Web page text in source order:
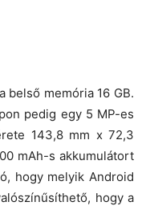
belső memória 16 GB.
pedig egy 5 MP-es
143,8 mm x 72,3
mAh-s akkumulátort
hogy melyik Android
hogy a